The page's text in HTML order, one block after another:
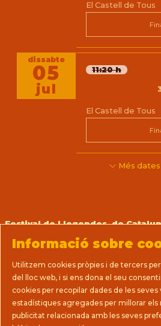
El Castell de Tous
dissabte
05
jul
11:20 h
El Castell de Tous
Més dates
Festival de Llegendes de
Prats, 14 (La Casa del Teatre Nu)
08712 Sant Martí de Tous (Barcelona)
T 93 805 08 63
direccio@llegendes.cat
Sitemap Avís Legal Ús de
Política de privacitat
Premsa
Informació sobre
Utilitzem cookies pròpies i de tercers
del lloc web, i si ens dona el seu
cookies per recopilar dades de les
estadístiques agregades per millorar els
publicitat relacionada amb les seves